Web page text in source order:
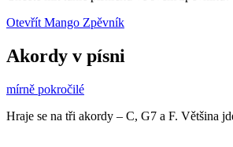
Otevřít Mango Zpěvník
Akordy v písni
mírně pokročilé
Hraje se na tři akordy – C, G7 a F. Většina